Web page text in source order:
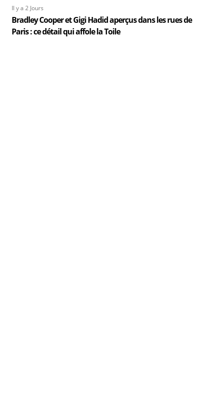
Il y a 2 Jours
Bradley Cooper et Gigi Hadid aperçus dans les rues de
Paris : ce détail qui affole la Toile